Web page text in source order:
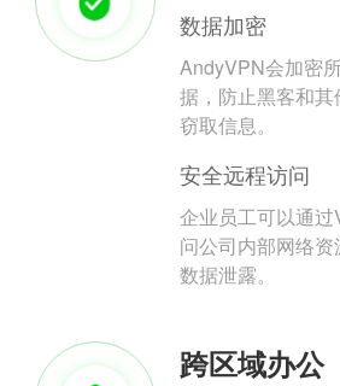
数据加密
AndyVPN会加密
据，防止黑客和
窃取信息。
安全远程访问
企业员工可以通
问公司内部网络
数据泄露。
跨区域办公